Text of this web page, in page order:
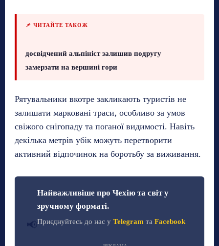
📌 ЧИТАЙТЕ ТАКОЖ
досвідчений альпініст залишив подругу
замерзати на вершині гори
Рятувальники вкотре закликають туристів не
залишати марковані траси, особливо за умов
свіжого снігопаду та поганої видимості. Навіть
декілька метрів убік можуть перетворити
активний відпочинок на боротьбу за виживання.
📢
Найважливіше про Чехію та світ у
зручному форматі.
Приєднуйтесь до нас у Telegram та Facebook